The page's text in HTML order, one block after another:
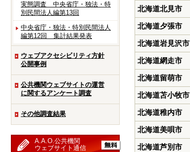
実態調査 中央省庁・独法・特
別民間法人編第13回
中央省庁・独法・特別民間法人
編第12回 集計結果発表
ウェブアクセシビリティ方針
公開事例
公共機関ウェブサイトの運営
に関するアンケート調査
その他調査結果
A.A.O.公共機関
ウェブサイト通信
北海道北見市
北海道夕張市
北海道岩見沢市
北海道網走市
北海道留萌市
北海道苫小牧市
北海道稚内市
北海道美唄市
北海道芦別市